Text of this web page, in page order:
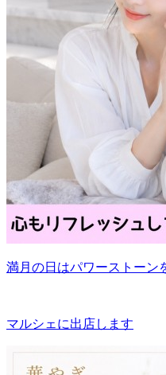
満月の日はパワーストーン
マルシェに出店します